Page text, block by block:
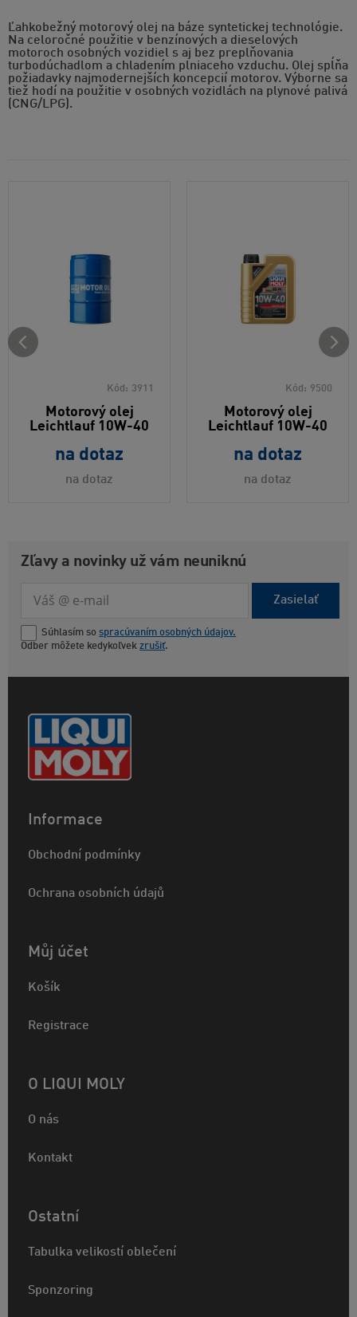
Ľahkobežný motorový olej na báze syntetickej technológie.
Na celoročné použitie v benzínových a dieselových
motoroch osobných vozidiel s aj bez preplňovania
turbodúchadlom a chladením plniaceho vzduchu. Olej spĺňa
požiadavky najmodernejších koncepcií motorov. Výborne sa
tiež hodí na použitie v osobných vozidlách na plynové palivá
(CNG/LPG).
Kód: 3911
Motorový olej
Leichtlauf 10W-40
na dotaz
na dotaz
Kód: 9500
Motorový olej
Leichtlauf 10W-40
na dotaz
na dotaz
Zľavy a novinky už vám neuniknú
Zasielať
Súhlasím so spracúvaním osobných údajov.
Odber môžete kedykoľvek zrušiť.
Informace
Obchodní podmínky
Ochrana osobních údajů
Můj účet
Košík
Registrace
O LIQUI MOLY
O nás
Kontakt
Ostatní
Tabulka velikostí oblečení
Sponzoring